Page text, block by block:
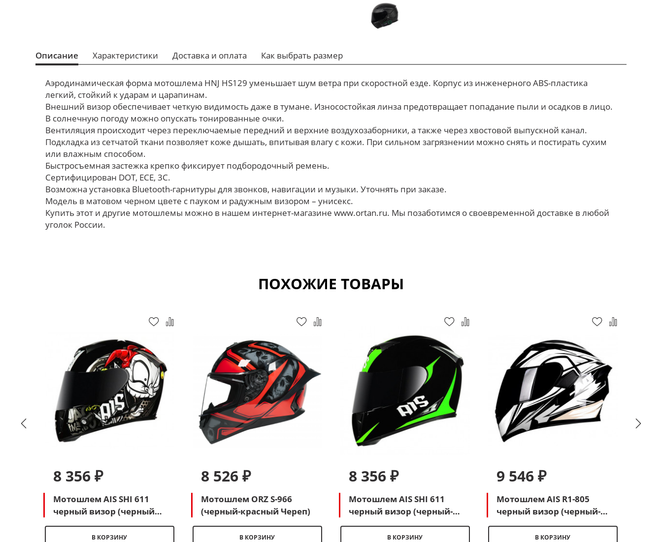
Описание Характеристики Доставка и оплата Как выбрать размер
Аэродинамическая форма мотошлема HNJ HS129 уменьшает шум ветра при скоростной езде. Корпус из инженерного ABS-пластика
легкий, стойкий к ударам и царапинам.
Внешний визор обеспечивает четкую видимость даже в тумане. Износостойкая линза предотвращает попадание пыли и осадков в лицо.
В солнечную погоду можно опускать тонированные очки.
Вентиляция происходит через переключаемые передний и верхние воздухозаборники, а также через хвостовой выпускной канал.
Подкладка из сетчатой ткани позволяет коже дышать, впитывая влагу с кожи. При сильном загрязнении можно снять и постирать сухим
или влажным способом.
Быстросъемная застежка крепко фиксирует подбородочный ремень.
Сертифицирован DOT, ECE, 3C.
Возможна установка Bluetooth-гарнитуры для звонков, навигации и музыки. Уточнять при заказе.
Модель в матовом черном цвете с пауком и радужным визором – унисекс.
Купить этот и другие мотошлемы можно в нашем интернет-магазине www.ortan.ru. Мы позаботимся о своевременной доставке в любой
уголок России.
ПОХОЖИЕ ТОВАРЫ
8 356 ₽
Мотошлем AIS SHI 611
черный визор (черный
Джокер)
В КОРЗИНУ
8 526 ₽
Мотошлем ORZ S-966
(черный-красный Череп)
В КОРЗИНУ
8 356 ₽
Мотошлем AIS SHI 611
черный визор (черный-
зеленый)
В КОРЗИНУ
9 546 ₽
Мотошлем AIS R1-805
черный визор (черный-
белый)
В КОРЗИНУ